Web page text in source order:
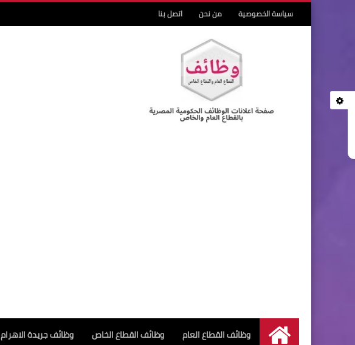
سياسة الخصوصية من نحن اتصل بنا
الرئيسية
وظائف القطاع العام وظائف القطاع الخاص وظائف جريدة الاهرام